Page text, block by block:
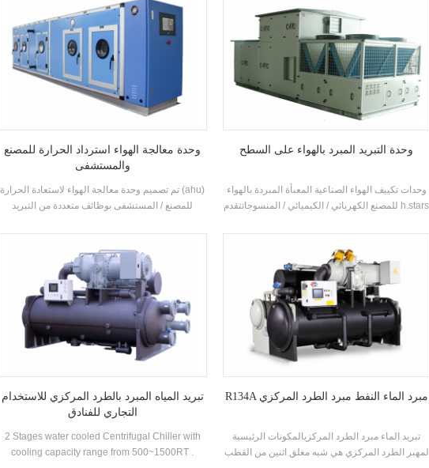
وحدة معالجة الهواء استرداد الحرارة للمصنع
والمستشفى
تم تصميم وحدة معالجة الهواء لاستعادة الحرارة (ahu)
للمصنع / المستشفى بوظائف متعددة من التبريد
وحدة التبريد المبرد بالهواء على السطح
وحدات تكييف الهواء الصناعية المعبأة المبردة بالهواء
للمصنع الكهربائي / الكيميائي / المنسوجاتتقدم h.stars
السيارات والطباعة وصناعة الأغذية والمباني التجارية
والمعالجة الصوتية وحماية البيئة وجودة الهواء الداخلي
والتهوية البحرية
تبريد المياه المبرد بالطرد المركزي للاستخدام
التجاري للفنادق
2 Stages water cooled Centrifugal Chiller with
cooling capacity range from 500~1500RT .
R134A مبرد الماء النفط مبرد الطرد المركزي
تبريد الماء مبرد الطرد المركزيالمكونات الرئيسية
لمهبر الطرد المركزي هي شبه مغلق اثنين من القطب